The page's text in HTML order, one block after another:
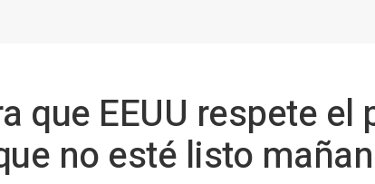
que EEUU respete el
no esté listo